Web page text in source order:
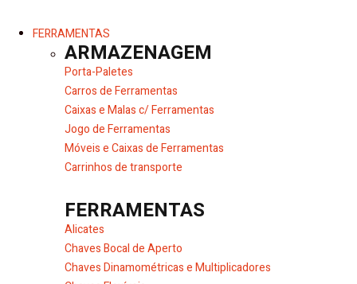
FERRAMENTAS
ARMAZENAGEM
Porta-Paletes
Carros de Ferramentas
Caixas e Malas c/ Ferramentas
Jogo de Ferramentas
Móveis e Caixas de Ferramentas
Carrinhos de transporte
FERRAMENTAS
Alicates
Chaves Bocal de Aperto
Chaves Dinamométricas e Multiplicadores